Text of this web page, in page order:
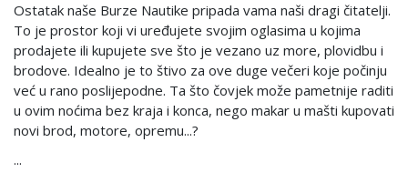
Ostatak naše Burze Nautike pripada vama naši dragi čitatelji.
To je prostor koji vi uređujete svojim oglasima u kojima
prodajete ili kupujete sve što je vezano uz more, plovidbu i
brodove. Idealno je to štivo za ove duge večeri koje počinju
već u rano poslijepodne. Ta što čovjek može pametnije raditi
u ovim noćima bez kraja i konca, nego makar u mašti kupovati
novi brod, motore, opremu...?
...